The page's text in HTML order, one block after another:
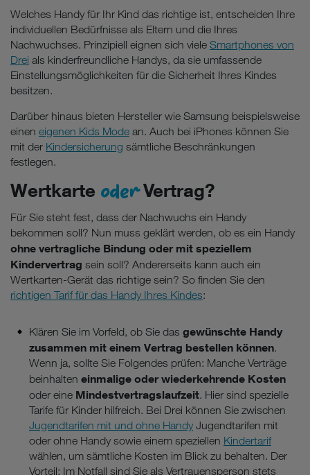
Welches Handy für Ihr Kind das richtige ist, entscheiden Ihre
individuellen Bedürfnisse als Eltern und die Ihres
Nachwuchses. Prinzipiell eignen sich viele Smartphones von
Drei als kinderfreundliche Handys, da sie umfassende
Einstellungsmöglichkeiten für die Sicherheit Ihres Kindes
besitzen.
Darüber hinaus bieten Hersteller wie Samsung beispielsweise
einen eigenen Kids Mode an. Auch bei iPhones können Sie
mit der Kindersicherung sämtliche Beschränkungen
festlegen.
Wertkarte oderVertrag?
Für Sie steht fest, dass der Nachwuchs ein Handy
bekommen soll? Nun muss geklärt werden, ob es ein Handy
ohne vertragliche Bindung oder mit speziellem
Kindervertrag sein soll? Andererseits kann auch ein
Wertkarten-Gerät das richtige sein? So finden Sie den
richtigen Tarif für das Handy Ihres Kindes:
Klären Sie im Vorfeld, ob Sie das gewünschte Handy
zusammen mit einem Vertrag bestellen können.
Wenn ja, sollte Sie Folgendes prüfen: Manche Verträge
beinhalten einmalige oder wiederkehrende Kosten
oder eine Mindestvertragslaufzeit. Hier sind spezielle
Tarife für Kinder hilfreich. Bei Drei können Sie zwischen
Jugendtarifen mit und ohne Handy Jugendtarifen mit
oder ohne Handy sowie einem speziellen Kindertarif
wählen, um sämtliche Kosten im Blick zu behalten. Der
Vorteil: Im Notfall sind Sie als Vertrauensperson stets